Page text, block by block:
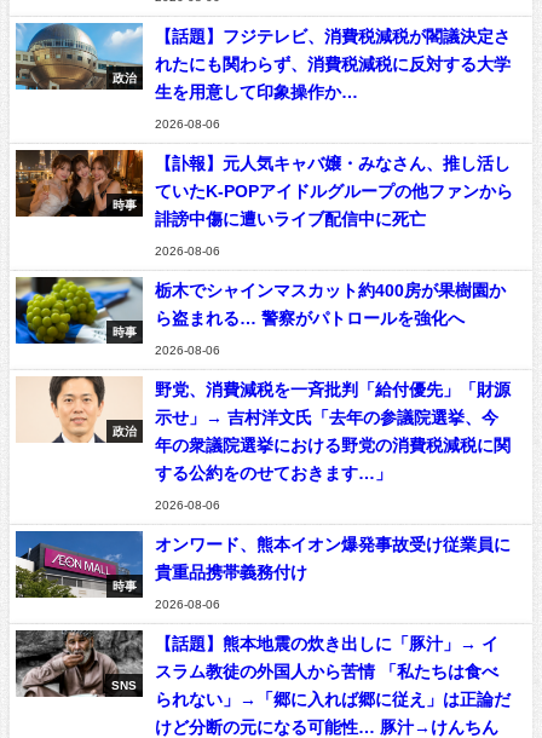
政治
【話題】フジテレビ、消費税減税が閣議決定さ
れたにも関わらず、消費税減税に反対する大学
生を用意して印象操作か…
2026-08-06
時事
【訃報】元人気キャバ嬢・みなさん、推し活し
ていたK-POPアイドルグループの他ファンから
誹謗中傷に遭いライブ配信中に死亡
2026-08-06
時事
栃木でシャインマスカット約400房が果樹園か
ら盗まれる… 警察がパトロールを強化へ
2026-08-06
政治
野党、消費減税を一斉批判「給付優先」「財源
示せ」→ 吉村洋文氏「去年の参議院選挙、今
年の衆議院選挙における野党の消費税減税に関
する公約をのせておきます…」
2026-08-06
時事
オンワード、熊本イオン爆発事故受け従業員に
貴重品携帯義務付け
2026-08-06
SNS
【話題】熊本地震の炊き出しに「豚汁」→ イ
スラム教徒の外国人から苦情 「私たちは食べ
られない」→「郷に入れば郷に従え」は正論だ
けど分断の元になる可能性… 豚汁→けんちん